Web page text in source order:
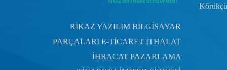
RİKAZ YAZILIM BİLGİSAYAR
PARÇALARI E-TİCARET İTHALAT
İHRACAT PAZARLAMA